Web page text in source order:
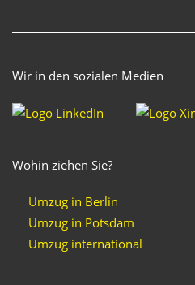
Wir in den sozialen Medien
Wohin ziehen Sie?
Umzug in Berlin
Umzug in Potsdam
Umzug international